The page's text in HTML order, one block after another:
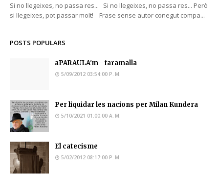
Si no llegeixes, no passa res... Si no llegeixes, no passa res... Però
si llegeixes, pot passar molt! Frase sense autor conegut compa...
POSTS POPULARS
aPARAULA'm - faramalla
5/09/2012 03:54:00 P. M.
Per liquidar les nacions per Milan Kundera
5/10/2021 01:00:00 A. M.
El catecisme
5/02/2012 08:17:00 P. M.